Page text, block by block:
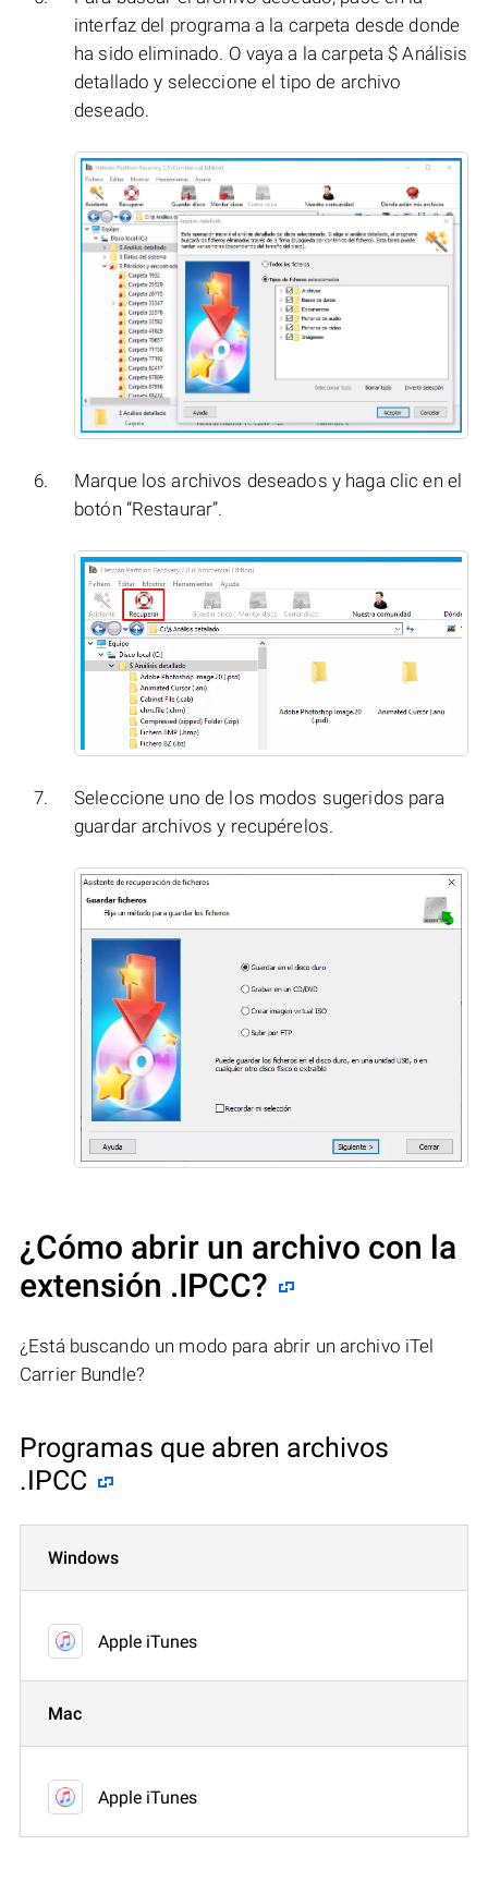
interfaz del programa a la carpeta desde donde
ha sido eliminado. O vaya a la carpeta $ Análisis
detallado y seleccione el tipo de archivo
deseado.
Marque los archivos deseados y haga clic en el
botón “Restaurar”.
Seleccione uno de los modos sugeridos para
guardar archivos y recupérelos.
¿Cómo abrir un archivo con la
extensión .IPCC?
¿Está buscando un modo para abrir un archivo iTel
Carrier Bundle?
Programas que abren archivos
.IPCC
Windows
Apple iTunes
Mac
Apple iTunes